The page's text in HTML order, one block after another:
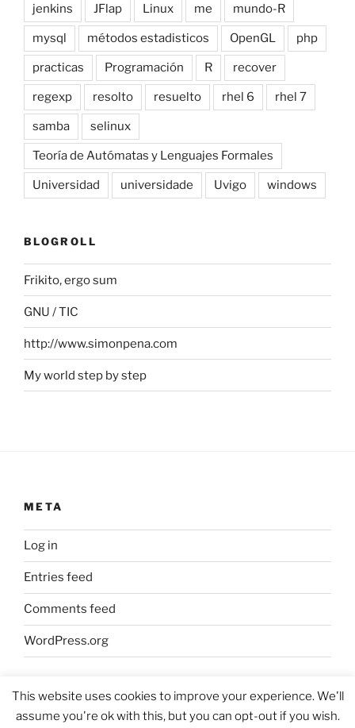
jenkins JFlap Linux me mundo-R
mysql métodos estadisticos OpenGL php
practicas Programación R recover
regexp resolto resuelto rhel 6 rhel 7
samba selinux
Teoría de Autómatas y Lenguajes Formales
Universidad universidade Uvigo windows
BLOGROLL
Frikito, ergo sum
GNU / TIC
http://www.simonpena.com
My world step by step
META
Log in
Entries feed
Comments feed
WordPress.org
This website uses cookies to improve your experience. We'll
assume you're ok with this, but you can opt-out if you wish.